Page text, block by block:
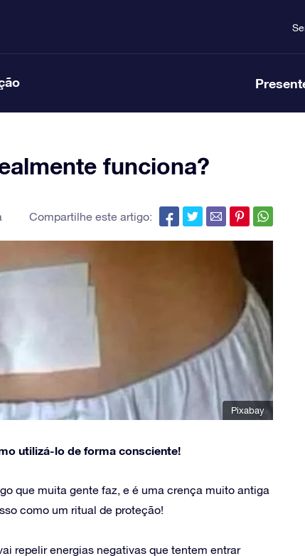
funciona?
Compartilhe este artigo:
Pixabay
utilizá-lo de forma consciente!
que muita gente faz, e é uma crença muito antiga
como um ritual de proteção!
repelir energias negativas que tentem entrar